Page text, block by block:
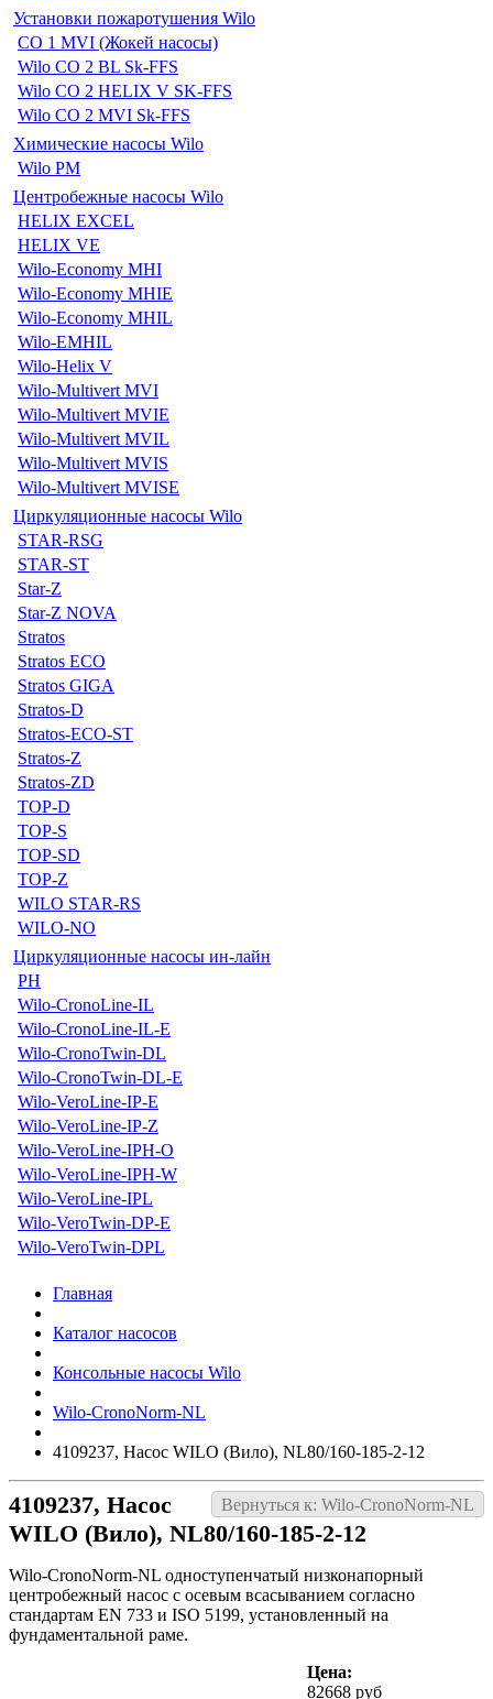
Установки пожаротушения Wilo
CO 1 MVI (Жокей насосы)
Wilo CO 2 BL Sk-FFS
Wilo CO 2 HELIX V SK-FFS
Wilo CO 2 MVI Sk-FFS
Химические насосы Wilo
Wilo PM
Центробежные насосы Wilo
HELIX EXCEL
HELIX VE
Wilo-Economy MHI
Wilo-Economy MHIE
Wilo-Economy MHIL
Wilo-EMHIL
Wilo-Helix V
Wilo-Multivert MVI
Wilo-Multivert MVIE
Wilo-Multivert MVIL
Wilo-Multivert MVIS
Wilo-Multivert MVISE
Циркуляционные насосы Wilo
STAR-RSG
STAR-ST
Star-Z
Star-Z NOVA
Stratos
Stratos ECO
Stratos GIGA
Stratos-D
Stratos-ECO-ST
Stratos-Z
Stratos-ZD
TOP-D
TOP-S
TOP-SD
TOP-Z
WILO STAR-RS
WILO-NO
Циркуляционные насосы ин-лайн
PH
Wilo-CronoLine-IL
Wilo-CronoLine-IL-E
Wilo-CronoTwin-DL
Wilo-CronoTwin-DL-E
Wilo-VeroLine-IP-E
Wilo-VeroLine-IP-Z
Wilo-VeroLine-IPH-O
Wilo-VeroLine-IPH-W
Wilo-VeroLine-IPL
Wilo-VeroTwin-DP-E
Wilo-VeroTwin-DPL
Главная
Каталог насосов
Консольные насосы Wilo
Wilo-CronoNorm-NL
4109237, Насос WILO (Вило), NL80/160-185-2-12
Вернуться к: Wilo-CronoNorm-NL
4109237, Насос
WILO (Вило), NL80/160-185-2-12
Wilo-CronoNorm-NL одноступенчатый низконапорный
центробежный насос с осевым всасыванием согласно
стандартам EN 733 и ISO 5199, установленный на
фундаментальной раме.
Цена:
82668 руб